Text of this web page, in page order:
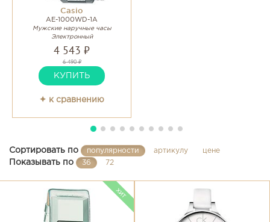
Casio
AE-1000WD-1A
Мужские наручные часы
Электронный
4 543 ₽
6 490 ₽
КУПИТЬ
✦ к сравнению
Сортировать по популярности артикулу цене
Показывать по 36 72